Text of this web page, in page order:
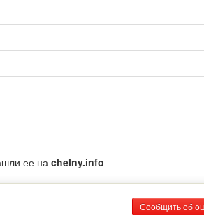
ее на chelny.info
Сообщить об